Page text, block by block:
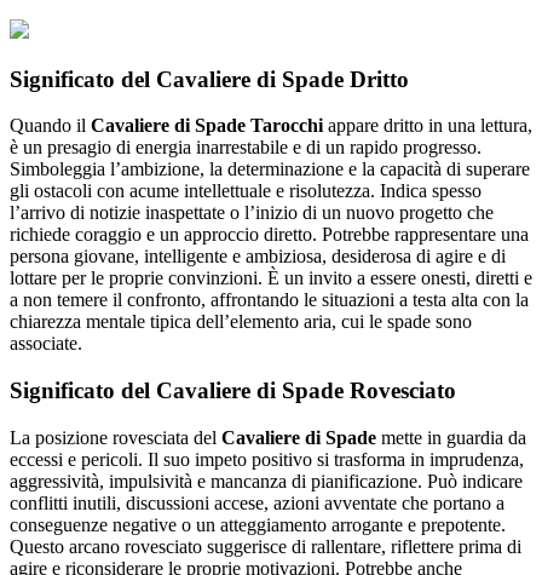
Significato del Cavaliere di Spade Dritto
Quando il Cavaliere di Spade Tarocchiappare dritto in una lettura,
è un presagio di energia inarrestabile e di un rapido progresso.
Simboleggia l’ambizione, la determinazione e la capacità di superare
gli ostacoli con acume intellettuale e risolutezza. Indica spesso
l’arrivo di notizie inaspettate o l’inizio di un nuovo progetto che
richiede coraggio e un approccio diretto. Potrebbe rappresentare una
persona giovane, intelligente e ambiziosa, desiderosa di agire e di
lottare per le proprie convinzioni. È un invito a essere onesti, diretti e
a non temere il confronto, affrontando le situazioni a testa alta con la
chiarezza mentale tipica dell’elemento aria, cui le spade sono
associate.
Significato del Cavaliere di Spade Rovesciato
La posizione rovesciata del Cavaliere di Spade mette in guardia da
eccessi e pericoli. Il suo impeto positivo si trasforma in imprudenza,
aggressività, impulsività e mancanza di pianificazione. Può indicare
conflitti inutili, discussioni accese, azioni avventate che portano a
conseguenze negative o un atteggiamento arrogante e prepotente.
Questo arcano rovesciato suggerisce di rallentare, riflettere prima di
agire e riconsiderare le proprie motivazioni. Potrebbe anche